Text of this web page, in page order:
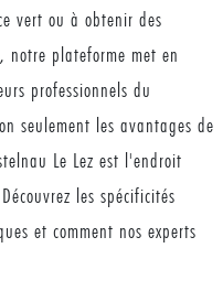
vert ou à obtenir des
notre plateforme met en
professionnels du
seulement les avantages de
Le Lez est l'endroit
les spécificités
et comment nos experts